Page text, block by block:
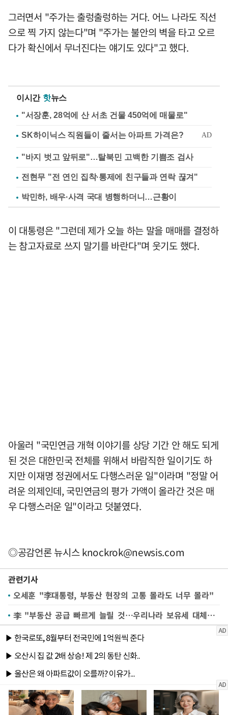
그러면서 "주가는 출렁출렁하는 거다. 어느 나라도 직선
으로 찍 가지 않는다"며 "주가는 불안의 벽을 타고 오르
다가 확신에서 무너진다는 얘기도 있다"고 했다.
이시간 핫뉴스
"서장훈, 28억에 산 서초 건물 450억에 매물로"
"바지 벗고 앞뒤로"…탈북민 고백한 기쁨조 검사
전현무 "전 연인 집착·통제에 친구들과 연락 끊겨"
박민하, 배우·사격 국대 병행하더니…근황이
이 대통령은 "그런데 제가 오늘 하는 말을 매매를 결정하
는 참고자료로 쓰지 말기를 바란다"며 웃기도 했다.
아울러 "국민연금 개혁 이야기를 상당 기간 안 해도 되게
된 것은 대한민국 전체를 위해서 바람직한 일이기도 하
지만 이재명 정권에서도 다행스러운 일"이라며 "정말 어
려운 의제인데, 국민연금의 평가 가액이 올라간 것은 매
우 다행스러운 일"이라고 덧붙였다.
◎공감언론 뉴시스knockrok@newsis.com
관련기사
오세훈 "李대통령, 부동산 현장의 고통 몰라도 너무 몰라"
李 "부동산 공급 빠르게 늘릴 것…우리나라 보유세 대체로 낮아"